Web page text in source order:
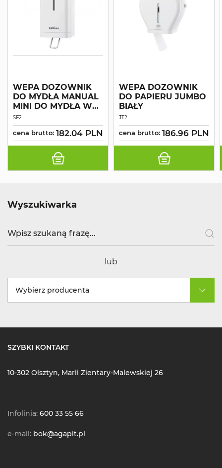
WEPA DOZOWNIK
DO MYDŁA MANUAL
MINI DO MYDŁA W
PIANIE
SF2
cena brutto: 182.04 PLN
WEPA DOZOWNIK
DO PAPIERU JUMBO
BIAŁY
JT2
cena brutto: 186.96 PLN
Wyszukiwarka
lub
Wybierz producenta
SZYBKI KONTAKT
10-302 Olsztyn, Marii Zientary-Malewskiej 26
Infolinia: 600 33 55 66
e-mail: bok@agapit.pl